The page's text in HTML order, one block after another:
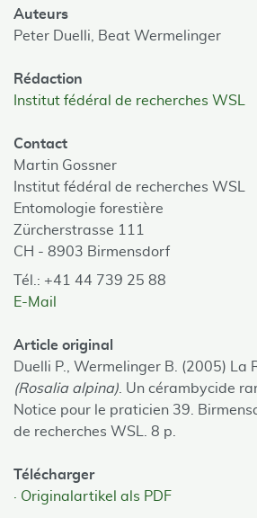
Auteurs
Peter Duelli,
Beat Wermelinger
Rédaction
Institut fédéral de recherches WSL
Contact
Martin Gossner
Institut fédéral de recherches WSL
Entomologie forestière
Zürcherstrasse 111
CH - 8903 Birmensdorf
Tél.: +41 44 739 25 88
E-Mail
Article original
Duelli P., Wermelinger B. (2005) La
(Rosalia alpina) . Un cérambycide
Notice pour le praticien 39.
de recherches WSL. 8 p.
Télécharger
Originalartikel als PDF